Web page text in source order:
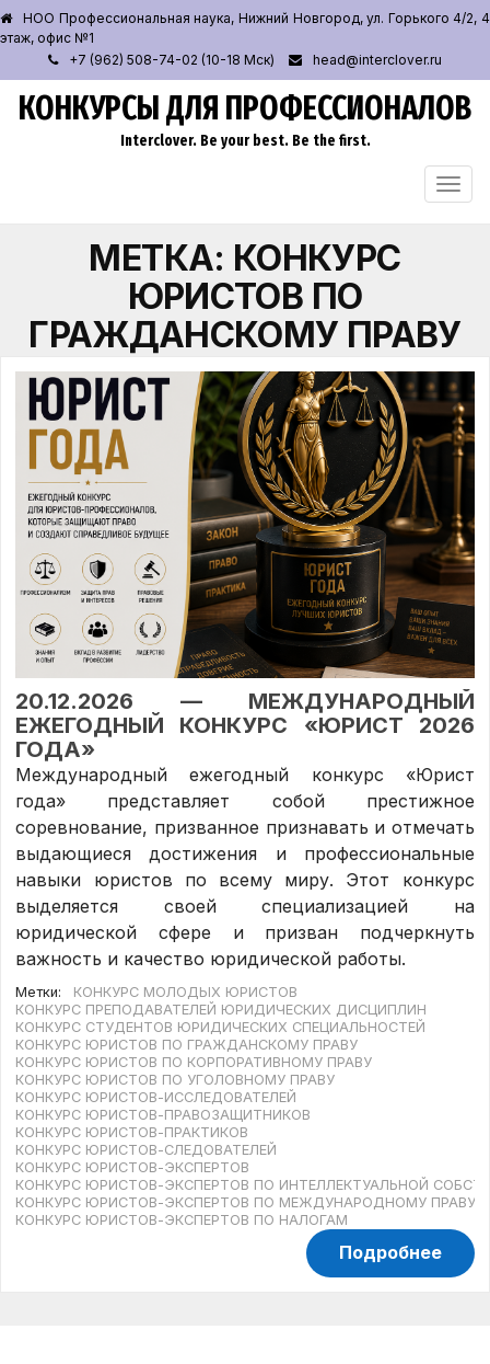
НОО Профессиональная наука, Нижний Новгород, ул. Горького 4/2, 4
этаж, офис №1
+7 (962) 508-74-02 (10-18 Мск)
head@interclover.ru
КОНКУРСЫ ДЛЯ ПРОФЕССИОНАЛОВ
Interclover. Be your best. Be the first.
МЕТКА: КОНКУРС
ЮРИСТОВ ПО
ГРАЖДАНСКОМУ ПРАВУ
20.12.2026 — МЕЖДУНАРОДНЫЙ
ЕЖЕГОДНЫЙ КОНКУРС «ЮРИСТ 2026
ГОДА»
Международный ежегодный конкурс «Юрист
года» представляет собой престижное
соревнование, призванное признавать и отмечать
выдающиеся достижения и профессиональные
навыки юристов по всему миру. Этот конкурс
выделяется своей специализацией на
юридической сфере и призван подчеркнуть
важность и качество юридической работы.
Метки:
КОНКУРС МОЛОДЫХ ЮРИСТОВ
КОНКУРС ПРЕПОДАВАТЕЛЕЙ ЮРИДИЧЕСКИХ ДИСЦИПЛИН
КОНКУРС СТУДЕНТОВ ЮРИДИЧЕСКИХ СПЕЦИАЛЬНОСТЕЙ
КОНКУРС ЮРИСТОВ ПО ГРАЖДАНСКОМУ ПРАВУ
КОНКУРС ЮРИСТОВ ПО КОРПОРАТИВНОМУ ПРАВУ
КОНКУРС ЮРИСТОВ ПО УГОЛОВНОМУ ПРАВУ
КОНКУРС ЮРИСТОВ-ИССЛЕДОВАТЕЛЕЙ
КОНКУРС ЮРИСТОВ-ПРАВОЗАЩИТНИКОВ
КОНКУРС ЮРИСТОВ-ПРАКТИКОВ
КОНКУРС ЮРИСТОВ-СЛЕДОВАТЕЛЕЙ
КОНКУРС ЮРИСТОВ-ЭКСПЕРТОВ
КОНКУРС ЮРИСТОВ-ЭКСПЕРТОВ ПО ИНТЕЛЛЕКТУАЛЬНОЙ
КОНКУРС ЮРИСТОВ-ЭКСПЕРТОВ ПО МЕЖДУНАРОДНОМУ ПРАВУ
КОНКУРС ЮРИСТОВ-ЭКСПЕРТОВ ПО НАЛОГАМ
Подробнее